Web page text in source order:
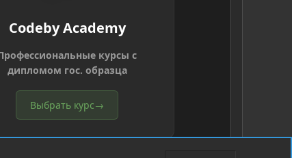
Codeby Academy
курсы с
дипломом гос. образца
Выбрать курс→